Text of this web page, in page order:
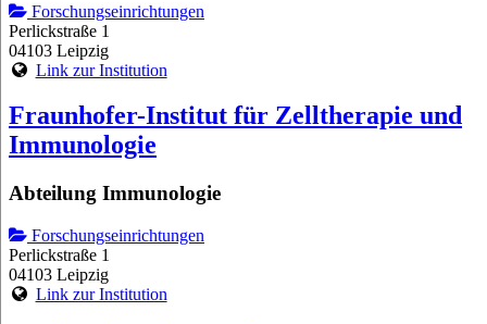
Forschungseinrichtungen
Perlickstraße 1
04103 Leipzig
Link zur Institution
Fraunhofer-Institut für Zelltherapie und
Immunologie
Abteilung Immunologie
Forschungseinrichtungen
Perlickstraße 1
04103 Leipzig
Link zur Institution